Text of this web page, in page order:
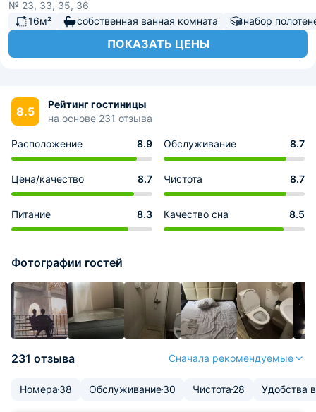
№ 23, 33, 35, 36
16м²
собственная ванная комната набор
ПОКАЗАТЬ ЦЕНЫ
8.5
Рейтинг гостиницы
на основе 231 отзыва
Расположение 8.9 Обслуживание 8.7
Цена/качество 8.7 Чистота 8.7
Питание 8.3 Качество сна 8.5
Фотографии гостей
231 отзыва Сначала рекомендуемые
Номера 38 Обслуживание30 Чистота 28 Удобства